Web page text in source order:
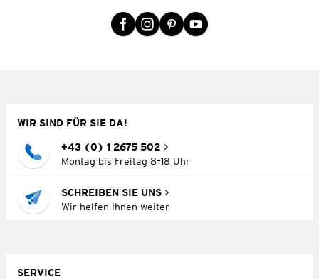
WIR SIND FÜR SIE DA!
+43 (0) 1 2675 502
Montag bis Freitag 8–18 Uhr
SCHREIBEN SIE UNS
Wir helfen Ihnen weiter
SERVICE